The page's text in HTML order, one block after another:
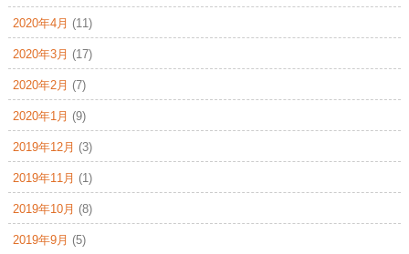
2020年4月 (11)
2020年3月 (17)
2020年2月 (7)
2020年1月 (9)
2019年12月 (3)
2019年11月 (1)
2019年10月 (8)
2019年9月 (5)